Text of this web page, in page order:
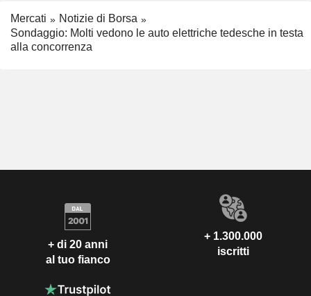
Mercati
Notizie di Borsa
Sondaggio: Molti vedono le auto elettriche tedesche in testa
alla concorrenza
+ di 20 anni
al tuo fianco
+ 1.300.000
iscritti